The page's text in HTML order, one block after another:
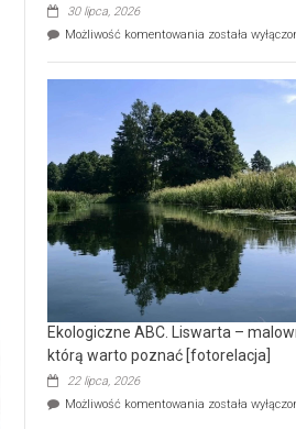
30 lipca, 2026
Możliwość komentowania Ekologiczne
wśród
nietoperzy
[wideo]
została
Ekologiczne ABC. Liswarta –
którą warto poznać [fotorelacja]
22 lipca, 2026
Możliwość komentowania Ekologiczne
została